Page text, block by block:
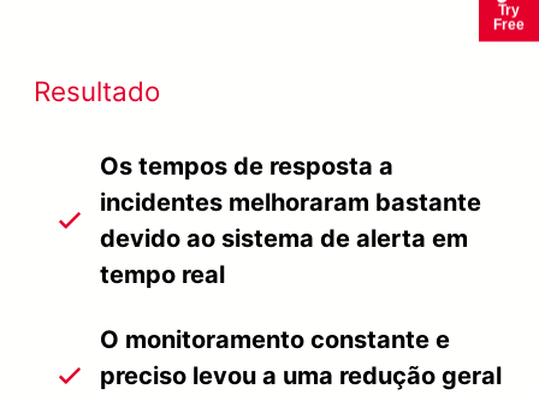
Resultado
Os tempos de resposta a
incidentes melhoraram bastante
devido ao sistema de alerta em
tempo real
O monitoramento constante e
preciso levou a uma redução geral
Try
Free